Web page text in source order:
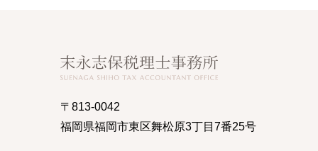
〒813-0042
福岡県福岡市東区舞松原3丁目7番25号